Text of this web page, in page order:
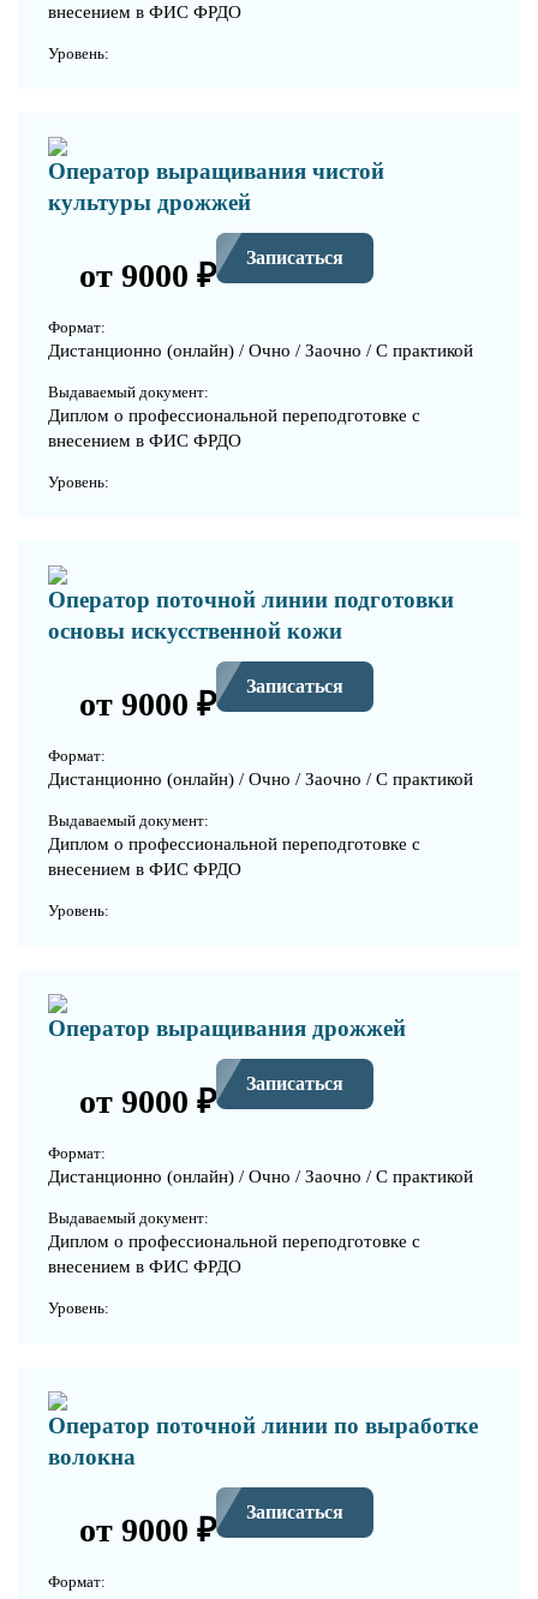
внесением в ФИС ФРДО
Уровень:
Оператор выращивания чистой
культуры дрожжей
от 9000 ₽ Записаться
Формат:
Дистанционно (онлайн) / Очно / Заочно / С практикой
Выдаваемый документ:
Диплом о профессиональной переподготовке с
внесением в ФИС ФРДО
Уровень:
Оператор поточной линии подготовки
основы искусственной кожи
от 9000 ₽ Записаться
Формат:
Дистанционно (онлайн) / Очно / Заочно / С практикой
Выдаваемый документ:
Диплом о профессиональной переподготовке с
внесением в ФИС ФРДО
Уровень:
Оператор выращивания дрожжей
от 9000 ₽ Записаться
Формат:
Дистанционно (онлайн) / Очно / Заочно / С практикой
Выдаваемый документ:
Диплом о профессиональной переподготовке с
внесением в ФИС ФРДО
Уровень:
Оператор поточной линии по выработке
волокна
от 9000 ₽ Записаться
Формат: